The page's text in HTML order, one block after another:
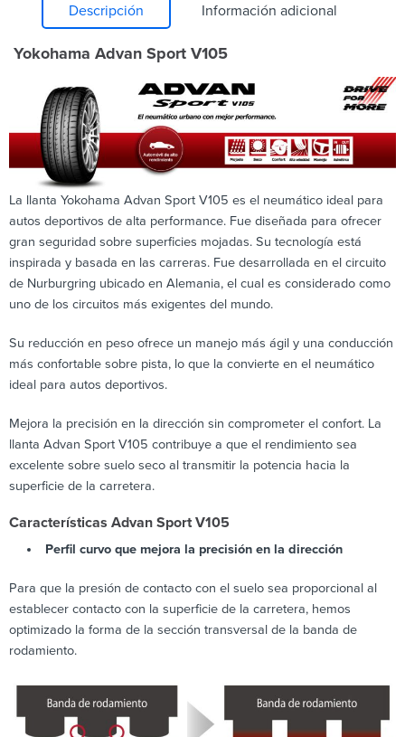
Descripción Información adicional
Yokohama Advan Sport V105
La llanta Yokohama Advan Sport V105 es el neumático ideal para
autos deportivos de alta performance. Fue diseñada para ofrecer
gran seguridad sobre superficies mojadas. Su tecnología está
inspirada y basada en las carreras. Fue desarrollada en el circuito
de Nurburgring ubicado en Alemania, el cual es considerado como
uno de los circuitos más exigentes del mundo.
Su reducción en peso ofrece un manejo más ágil y una conducción
más confortable sobre pista, lo que la convierte en el neumático
ideal para autos deportivos.
Mejora la precisión en la dirección sin comprometer el confort. La
llanta Advan Sport V105 contribuye a que el rendimiento sea
excelente sobre suelo seco al transmitir la potencia hacia la
superficie de la carretera.
Características Advan Sport V105
Perfil curvo que mejora la precisión en la dirección
Para que la presión de contacto con el suelo sea proporcional al
establecer contacto con la superficie de la carretera, hemos
optimizado la forma de la sección transversal de la banda de
rodamiento.